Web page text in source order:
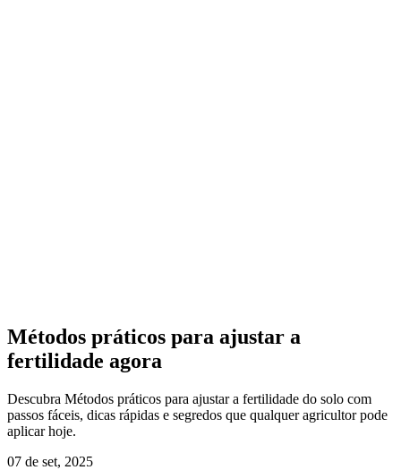
Métodos práticos para ajustar a
fertilidade agora
Descubra Métodos práticos para ajustar a fertilidade do solo com
passos fáceis, dicas rápidas e segredos que qualquer agricultor pode
aplicar hoje.
07 de set, 2025